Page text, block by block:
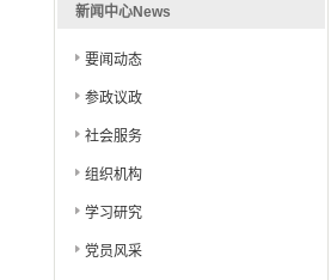
新闻中心News
要闻动态
参政议政
社会服务
组织机构
学习研究
党员风采